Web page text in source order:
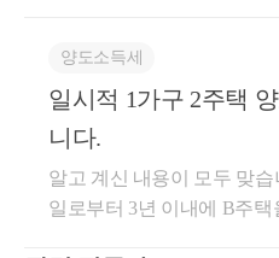
주택 취득세율을 적용받으
도해야하지만, 이도 곧 2년
참고로 C주택 계약 또는 취
나라도 비조정지역이라면 C주택 취득일로부
내 B주택을 양도하면 일시
됩니다. 도움이 되셨길
주택을 21년 8월 18일 이후
에는 일시적 2주택에 해당
급청구 할 수 있을 것입니다.
양도소득세
일시적 1가구 2주택
니다.
알고 계신 내용이 모두 맞습니다. 1. 취득세 C
일로부터 3년 이내에 B주